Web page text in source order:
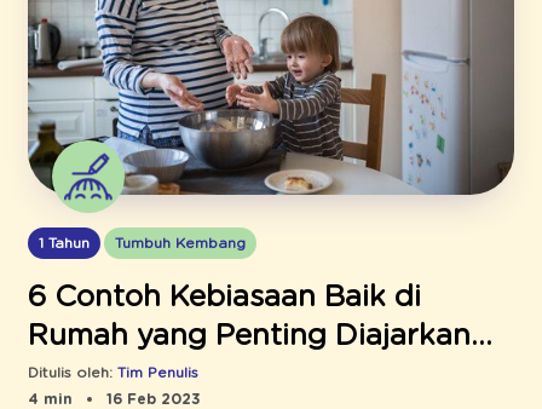
1 Tahun Tumbuh Kembang
6 Contoh Kebiasaan Baik di
Rumah yang Penting Diajarkan
pada Anak
Ditulis oleh: Tim Penulis
4 min
16 Feb 2023